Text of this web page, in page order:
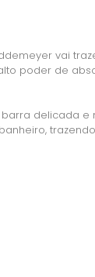
vai
poder de
delicada